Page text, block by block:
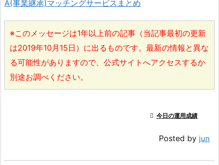
A(事業継承)マッチングサービスまとめ
※このメッセージは1年以上前の記事（当記事最初の更新
は2019年10月15日）に出るものです。最新の情報と異な
る可能性がありますので、公式サイトへアクセスするか
別途お調べください。
 今日の運用成績
Posted by jun